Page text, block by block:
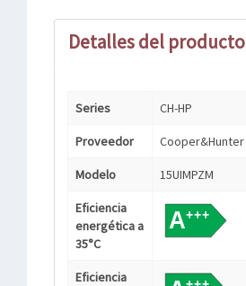
Detalles del producto
Series CH-HP
Proveedor Cooper&Hunter
Modelo 15UIMPZM
Eficiencia
energética a
35°C
Eficiencia